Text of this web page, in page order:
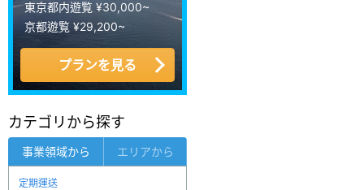
東京都内遊覧 ¥30,000~
京都遊覧 ¥29,200~
プランを見る
カテゴリから探す
事業領域から エリアから
定期運送